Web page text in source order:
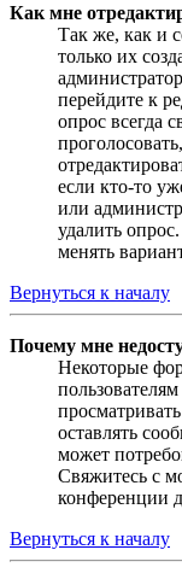
Как мне
Так же, как и
только их
перейдите к
опрос всегда
если кто-то
или
удалить
менять
Вернуться к началу
Почему мне
Некоторые
оставлять
может
Свяжитесь с
конференции
Вернуться к началу